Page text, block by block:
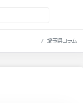
埼玉県コラム